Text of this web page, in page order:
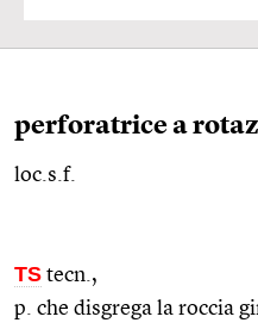
perforatrice a
loc.s.f.
TS tecn. ,
p. che disgrega la roccia